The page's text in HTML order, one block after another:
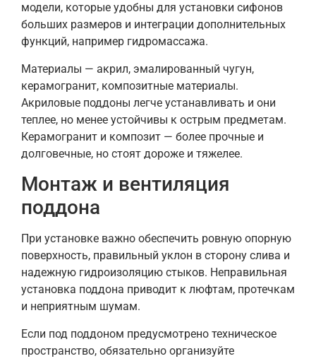
модели, которые удобны для установки сифонов
больших размеров и интеграции дополнительных
функций, например гидромассажа.
Материалы — акрил, эмалированный чугун,
керамогранит, композитные материалы.
Акриловые поддоны легче устанавливать и они
теплее, но менее устойчивы к острым предметам.
Керамогранит и композит — более прочные и
долговечные, но стоят дороже и тяжелее.
Монтаж и вентиляция
поддона
При установке важно обеспечить ровную опорную
поверхность, правильный уклон в сторону слива и
надежную гидроизоляцию стыков. Неправильная
установка поддона приводит к люфтам, протечкам
и неприятным шумам.
Если под поддоном предусмотрено техническое
пространство, обязательно организуйте